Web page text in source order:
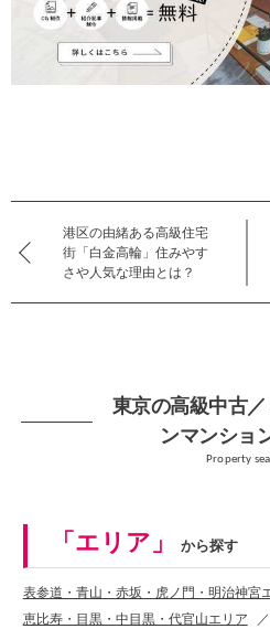
港区の由緒ある高級住宅
街「白金高輪」住みやす
さや人気な理由とは？
東京の高級中古
ンマンショ
Property
「エリア」 から探す
表参道・青山・赤坂・虎ノ門・明治神宮
恵比寿・目黒・中目黒・代官山エリア